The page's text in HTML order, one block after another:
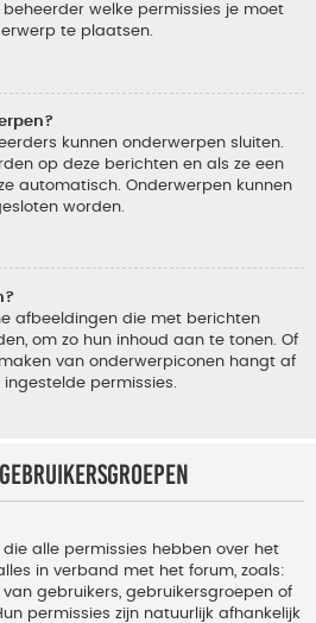
welke permissies je moet
te plaatsen.
kunnen onderwerpen sluiten.
op deze berichten en als ze een
automatisch. Onderwerpen kunnen
worden.
afbeeldingen die met berichten
om zo hun inhoud aan te tonen. Of
van onderwerpiconen hangt af
permissies.
die alle permissies hebben over het
in verband met het forum, zoals:
gebruikers, gebruikersgroepen of
permissies zijn natuurlijk afhankelijk